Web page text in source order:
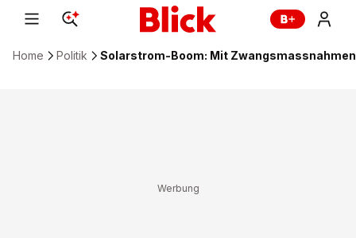
Home Politik Solarstrom-Boom: Mit